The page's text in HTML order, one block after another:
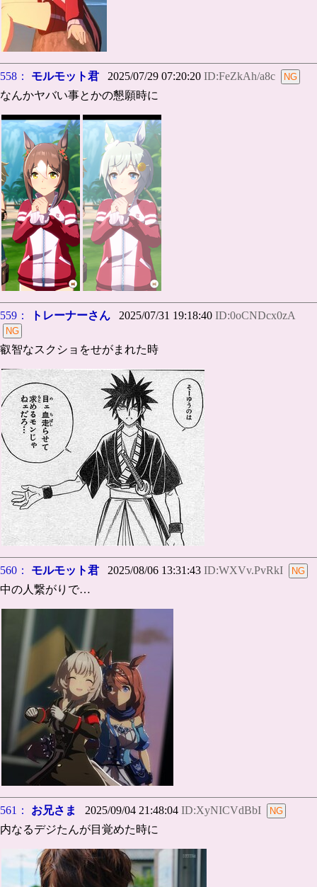
558： モルモット君 2025/07/29 07:20:20 ID:FeZkAh/a8c
なんかヤバい事とかの懇願時に
559： トレーナーさん 2025/07/31 19:18:40 ID:0oCNDcx0zA
叡智なスクショをせがまれた時
560： モルモット君 2025/08/06 13:31:43 ID:WXVv.PvRkI
中の人繋がりで…
561： お兄さま 2025/09/04 21:48:04 ID:XyNICVdBbI
内なるデジたんが目覚めた時に